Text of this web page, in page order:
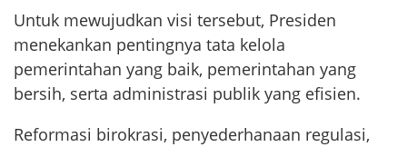
Untuk mewujudkan visi tersebut, Presiden
menekankan pentingnya tata kelola
pemerintahan yang baik, pemerintahan yang
bersih, serta administrasi publik yang efisien.
Reformasi birokrasi, penyederhanaan regulasi,